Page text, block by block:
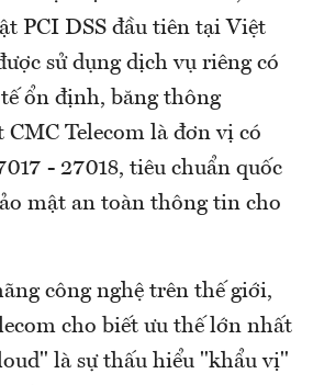
PCI DSS đầu tiên tại Việt
sử dụng dịch vụ riêng có
ổn định, băng thông
CMC Telecom là đơn vị có
- 27018, tiêu chuẩn quốc
mật an toàn thông tin cho
công nghệ trên thế giới,
cho biết ưu thế lớn nhất
là sự thấu hiểu "khẩu vị"